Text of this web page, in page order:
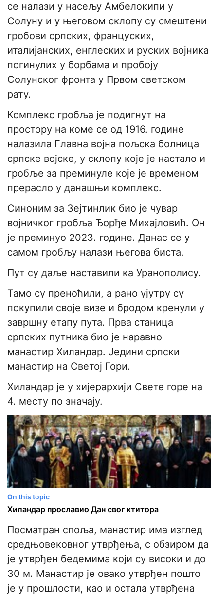
се налази у насељу Амбелокипи у
Солуну и у његовом склопу су смештени
гробови српских, француских,
италијанских, енглеских и руских војника
погинулих у борбама и пробоју
Солунског фронта у Првом светском
рату.
Комплекс гробља је подигнут на
простору на коме се од 1916. године
налазила Главна војна пољска болница
српске војске, у склопу које је настало и
гробље за преминуле које је временом
прерасло у данашњи комплекс.
Синоним за Зејтинлик био је чувар
војничког гробља Ђорђе Михајловић. Он
је преминуо 2023. године. Данас се у
самом гробљу налази његова биста.
Пут су даље наставили ка Уранополису.
Тамо су преноћили, а рано ујутру су
покупили своје визе и бродом кренули у
завршну етапу пута. Прва станица
српских путника био је наравно
манастир Хиландар. Једини српски
манастир на Светој Гори.
Хиландар је у хијерархији Свете горе на
4. месту по значају.
On this topic
Хиландар прославио Дан свог ктитора
Посматран споља, манастир има изглед
средњовековног утврђења, с обзиром да
је утврђен бедемима који су високи и до
30 м. Манастир је овако утврђен пошто
је у прошлости, као и остала утврђена